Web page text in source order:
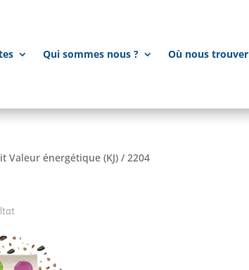
Qui sommes nous ? Où nous trouver
Valeur énergétique (KJ) / 2204